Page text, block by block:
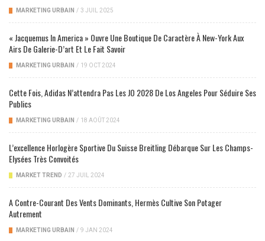
MARKETING URBAIN / 3 JUIL 2025
« Jacquemus In America » Ouvre Une Boutique De Caractère À New-York Aux
Airs De Galerie-D’art Et Le Fait Savoir
MARKETING URBAIN / 19 OCT 2024
Cette Fois, Adidas N’attendra Pas Les JO 2028 De Los Angeles Pour Séduire Ses
Publics
MARKETING URBAIN / 18 AOÛT 2024
L’excellence Horlogère Sportive Du Suisse Breitling Débarque Sur Les Champs-
Elysées Très Convoités
MARKET TREND / 27 JUIL 2024
A Contre-Courant Des Vents Dominants, Hermès Cultive Son Potager
Autrement
MARKETING URBAIN / 9 JAN 2024